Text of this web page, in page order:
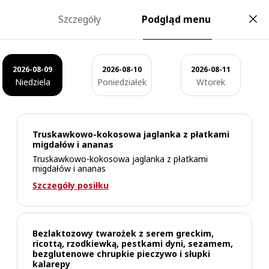
WybierzGotową Dietę
dla siebie
Masz nietolerancje? Chcesz jeść zdrowo? Nie
chcesz wybierać? Poniżej znajdziesz dietę
dopasowaną do Twoich potrzeb.
Zamów dietę
2026-08-15
Sobota
2026-08-16
Niedziela
2026-08-12
Środa
2026-08-13
Czwartek
2026-08-14
Piątek
Szczegóły Podgląd menu
2026-08-09
Niedziela
2026-08-10
Poniedziałek
2026-08-11
Wtorek
Truskawkowo-kokosowa jaglanka z płatkami
migdałów i ananas
Truskawkowo-kokosowa jaglanka z płatkami
migdałów i ananas
Szczegóły posiłku
Bezlaktozowy twarożek z serem greckim,
ricottą, rzodkiewką, pestkami dyni, sezamem,
bezglutenowe chrupkie pieczywo i słupki
kalarepy